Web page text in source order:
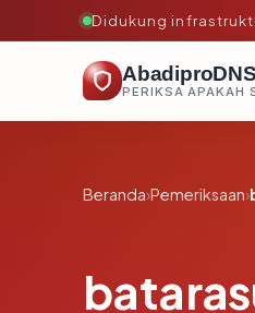
Didukung
AbadiproDNS
Beranda›Pemeriksaan›